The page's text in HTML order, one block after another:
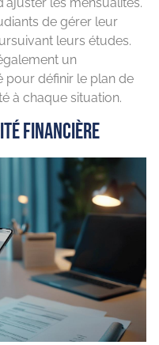
de gérer leur
leurs études.
un
pour définir le plan de
à chaque situation.
financière